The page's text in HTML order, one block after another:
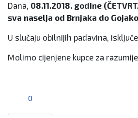
Dana, 08.11.2018. godine
sva naselja od Brnjaka do
U slučaju obilnijih padavina,
Molimo cijenjene kupce za
0